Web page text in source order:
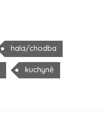
hala/chodba
kuchyně